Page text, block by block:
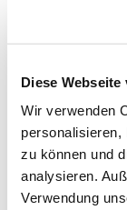
Diese
Wir verwenden
personalisieren,
zu können und
analysieren.
Verwendung